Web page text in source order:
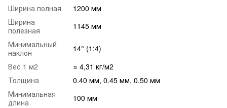
Ширина полная
1200 мм
Ширина
полезная
1145 мм
Минимальный
наклон
14° (1:4)
Вес 1 м2
≈ 4,31 кг/м2
Толщина
0.40 мм, 0.45 мм, 0.50 мм
Минимальная
длина
100 мм